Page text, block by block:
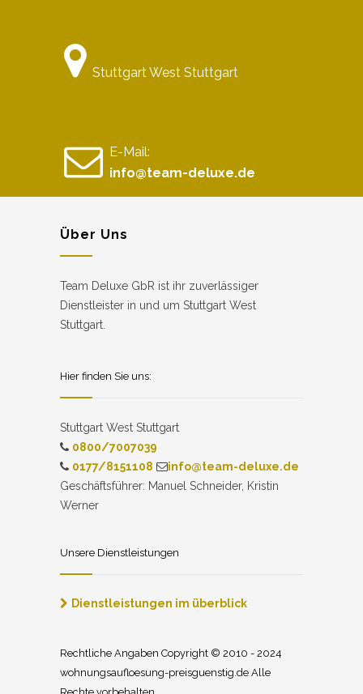
Stuttgart West Stuttgart
E-Mail:
info@team-deluxe.de
Über Uns
Team Deluxe GbR ist ihr zuverlässiger
Dienstleister in und um Stuttgart West
Stuttgart.
Hier finden Sie uns:
Stuttgart West Stuttgart
0800/7007039
0177/8151108
info@team-deluxe.de
Geschäftsführer: Manuel Schneider, Kristin
Werner
Unsere Dienstleistungen
Dienstleistungen im überblick
Rechtliche Angaben Copyright © 2010 - 2024
wohnungsaufloesung-preisguenstig.de Alle